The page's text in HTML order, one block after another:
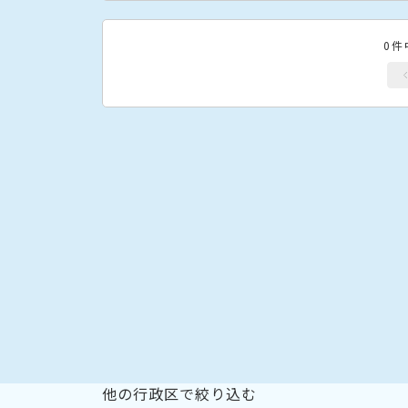
0件
他の行政区で絞り込む